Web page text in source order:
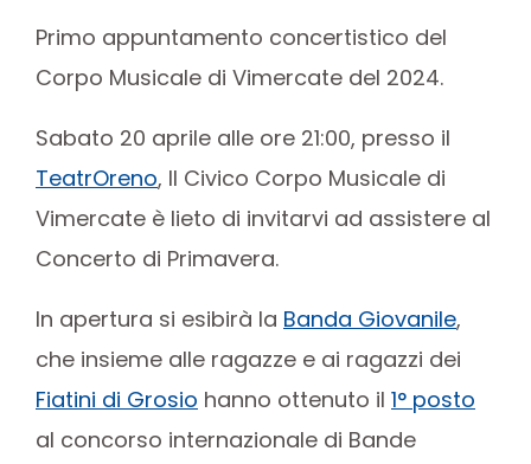
Primo appuntamento concertistico del
Corpo Musicale di Vimercate del 2024.
Sabato 20 aprile alle ore 21:00, presso il
TeatrOreno, Il Civico Corpo Musicale di
Vimercate è lieto di invitarvi ad assistere al
Concerto di Primavera.
In apertura si esibirà la Banda Giovanile,
che insieme alle ragazze e ai ragazzi dei
Fiatini di Grosio hanno ottenuto il 1° posto
al concorso internazionale di Bande